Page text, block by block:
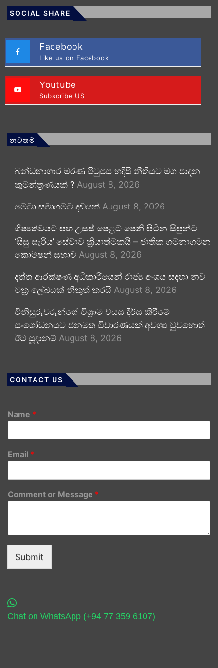
SOCIAL SHARE
Facebook
Like us on Facebook
Youtube
Subscribe US
නවතම
බන්ධනාගාර මරණ පිටුපස හදිසි නීතියට මග පාදන
කුමන්ත්‍රණයක් ? August 8, 2026
මෙටා සමාගමට දඩයක් August 8, 2026
ශිෂ්‍යත්වයට සහ උසස් පෙළට පෙනී සිටින සිසුන්ට
‘සිසු සැරිය’ සේවාව ක්‍රියාත්මකයි – ජාතික ගමනාගමන
කොමිෂන් සභාව August 8, 2026
දත්ත ආරක්ෂණ අධිකාරියෙන් රාජ්‍ය අංශය සඳහා නව
චක්‍ර ලේඛයක් නිකුත් කරයි August 8, 2026
විනිසුරුවරුන්ගේ විශ්‍රාම වයස දීර්ඝ කිරීමේ
සංශෝධනයට ජනමත විචාරණයක් අවශ්‍ය වුවහොත්
ඊට සූදානම් August 8, 2026
CONTACT US
Name *
Email *
Comment or Message *
Submit
Chat on WhatsApp (+94 77 359 6107)